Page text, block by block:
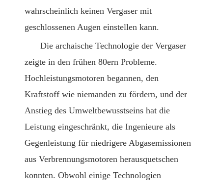
wahrscheinlich keinen Vergaser mit
geschlossenen Augen einstellen kann.
Die archaische Technologie der Vergaser
zeigte in den frühen 80ern Probleme.
Hochleistungsmotoren begannen, den
Kraftstoff wie niemanden zu fördern, und der
Anstieg des Umweltbewusstseins hat die
Leistung eingeschränkt, die Ingenieure als
Gegenleistung für niedrigere Abgasemissionen
aus Verbrennungsmotoren herausquetschen
konnten. Obwohl einige Technologien